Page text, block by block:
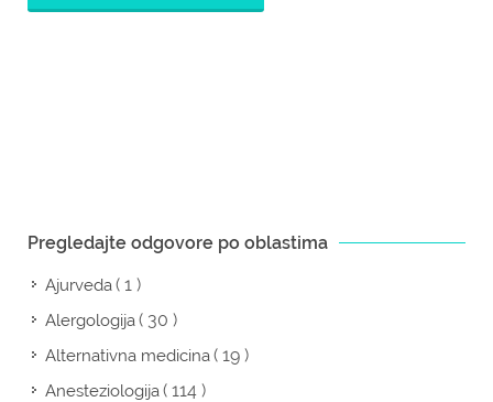
Pregledajte odgovore po oblastima
Ajurveda( 1 )
Alergologija( 30 )
Alternativna medicina( 19 )
Anesteziologija( 114 )